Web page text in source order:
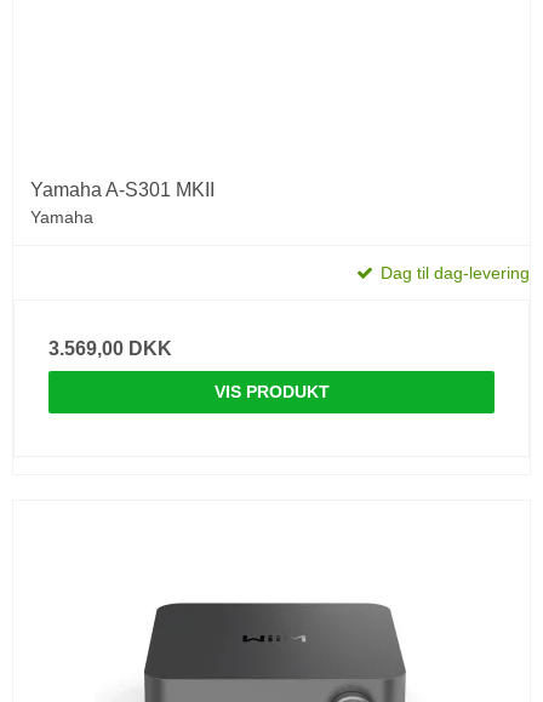
Yamaha A-S301 MKII
Yamaha
Dag til dag-levering
3.569,00 DKK
VIS PRODUKT